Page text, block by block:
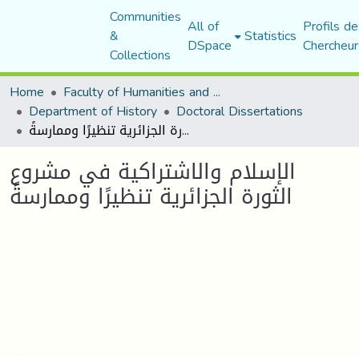
Communities
&
Collections
All of
DSpace Statistics Profils
Home
Faculty of Humanities and Social Sciences
Department of History Doctoral Dissertations
الإسلام والاشتراكية في مشروع الثورة الجزائرية تنظيرًا وممارسةً
الإسلام والاشتراكية في مشروع
الثورة الجزائرية تنظيرًا وممارسةً